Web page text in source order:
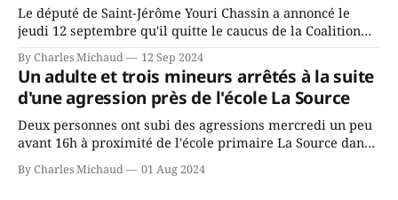
Le député de Saint-Jérôme Youri Chassin a annoncé le
jeudi 12 septembre qu'il quitte le caucus de la Coalition
Avenir Québec de François Legault parce qu'il est déçu du
gouvernement de la CAQ, surtout de son incapacité, qu'il
juge chronique, à offrir des
By Charles Michaud 12 Sep 2024
Un adulte et trois mineurs arrêtés à la suite
d'une agression près de l'école La Source
Deux personnes ont subi des agressions mercredi un peu
avant 16h à proximité de l'école primaire La Source dans
le secteur Bellefeuille de Saint-Jérôme. L'une de deux
victimes aurait été écrasée sous un véhicule et aspergée
By Charles Michaud 01 Aug 2024